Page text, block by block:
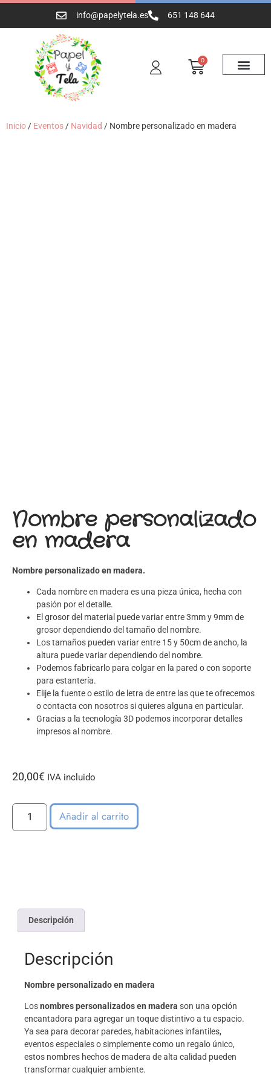
info@papelytela.es 651 148 644
0
Inicio / Eventos / Navidad / Nombre personalizado en madera
Nombre personalizado
en madera
Nombre personalizado en madera.
Cada nombre en madera es una pieza única, hecha con
pasión por el detalle.
El grosor del material puede variar entre 3mm y 9mm de
grosor dependiendo del tamaño del nombre.
Los tamaños pueden variar entre 15 y 50cm de ancho, la
altura puede variar dependiendo del nombre.
Podemos fabricarlo para colgar en la pared o con soporte
para estantería.
Elije la fuente o estilo de letra de entre las que te ofrecemos
o contacta con nosotros si quieres alguna en particular.
Gracias a la tecnología 3D podemos incorporar detalles
impresos al nombre.
20,00€ IVA incluido
Añadir al carrito
Descripción
Descripción
Nombre personalizado en madera
Losnombres personalizados en madera son una opción
encantadora para agregar un toque distintivo a tu espacio.
Ya sea para decorar paredes, habitaciones infantiles,
eventos especiales o simplemente como un regalo único,
estos nombres hechos de madera de alta calidad pueden
transformar cualquier ambiente.